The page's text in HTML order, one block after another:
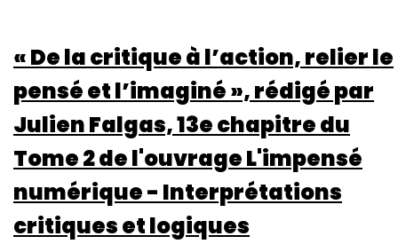
and
Affective
Publics’
Challenges
Social
Ties.
Disinformation,
Populism,
« De la critique à l’action, relier le
pensé et l’imaginé », rédigé par
Julien Falgas, 13e chapitre du
Tome 2 de l'ouvrage L'impensé
numérique - Interprétations
critiques et logiques